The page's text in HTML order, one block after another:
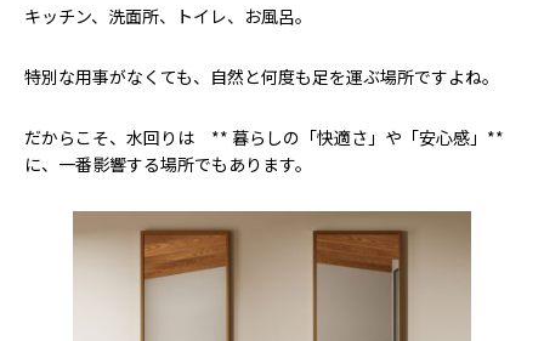
キッチン、洗面所、トイレ、お風呂。
特別な用事がなくても、自然と何度も足を運ぶ場所ですよね。
だからこそ、水回りは ** 暮らしの「快適さ」や「安心感」**
に、一番影響する場所でもあります。